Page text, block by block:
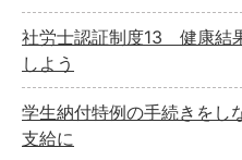
社労士認証制度13 健康結
しよう
学生納付特例の手続きをし
支給に